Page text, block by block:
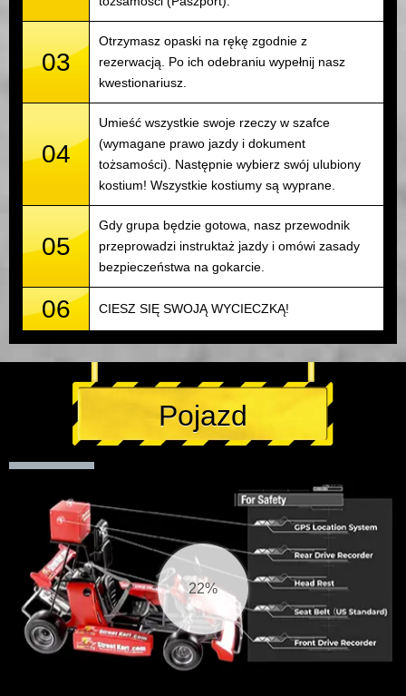
03
Otrzymasz opaski na rękę zgodnie z
rezerwacją. Po ich odebraniu wypełnij nasz
kwestionariusz.
04
Umieść wszystkie swoje rzeczy w szafce
(wymagane prawo jazdy i dokument
tożsamości). Następnie wybierz swój ulubiony
kostium! Wszystkie kostiumy są wyprane.
05
Gdy grupa będzie gotowa, nasz przewodnik
przeprowadzi instruktaż jazdy i omówi zasady
bezpieczeństwa na gokarcie.
06 CIESZ SIĘ SWOJĄ WYCIECZKĄ!
Pojazd
23%